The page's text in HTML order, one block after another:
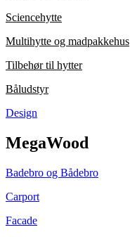
Sciencehytte
Multihytte og madpakkehus
Tilbehør til hytter
Båludstyr
Design
MegaWood
Badebro og Bådebro
Carport
Facade